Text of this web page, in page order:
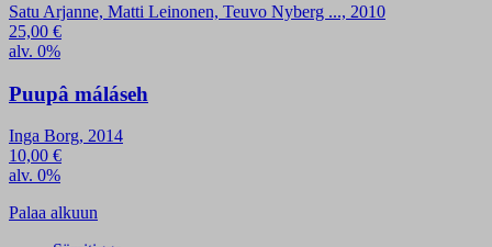
Satu Arjanne, Matti Leinonen, Teuvo Nyberg ..., 2010
25,00 €
alv. 0%
Puupâ máláseh
Inga Borg, 2014
10,00 €
alv. 0%
Palaa alkuun